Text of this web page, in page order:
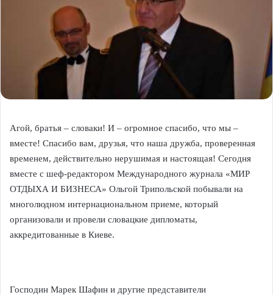
Агой, братья – словаки! И – огромное спасибо, что мы –
вместе! Спасибо вам, друзья, что наша дружба, проверенная
временем, действительно нерушимая и настоящая! Сегодня
вместе с шеф-редактором Международного журнала «МИР
ОТДЫХА И БИЗНЕСА» Ольгой Трипольской побывали на
многолюдном интернациональном приеме, который
организовали и провели словацкие дипломаты,
аккредитованные в Киеве.
Господин Марек Шафин и другие представители